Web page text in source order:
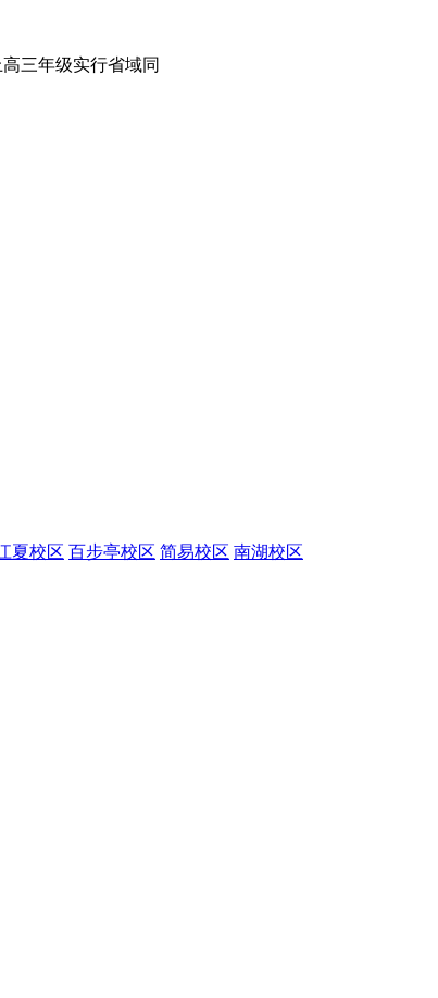
三年级实行省域同
夏校区 百步亭校区 简易校区 南湖校区